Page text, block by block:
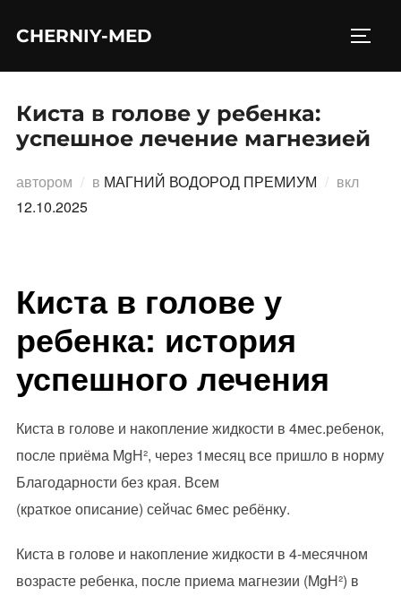
CHERNIY-MED
Киста в голове у ребенка:
успешное лечение магнезией
автором в МАГНИЙ ВОДОРОД ПРЕМИУМ вкл
12.10.2025
Киста в голове у
ребенка: история
успешного лечения
Киста в голове и накопление жидкости в 4мес.ребенок,
после приёма MgН², через 1месяц все пришло в норму
Благодарности без края. Всем
(краткое описание) сейчас 6мес ребёнку.
Киста в голове и накопление жидкости в 4-месячном
возрасте ребенка, после приема магнезии (MgН²) в